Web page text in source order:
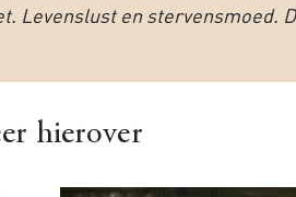
Levenslust en stervensmoed.
hierover